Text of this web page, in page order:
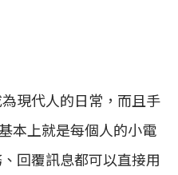
現代人的日常，而且手
本上就是每個人的小電
回覆訊息都可以直接用